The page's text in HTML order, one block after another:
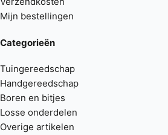
Mijn bestellingen
Categorieën
Tuingereedschap
Handgereedschap
Boren en bitjes
Losse onderdelen
Overige artikelen